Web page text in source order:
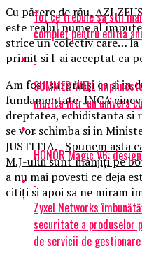
Cu părere de rău, AZI
este realul nume al
strice un colectiv care…
primit si l-ai acceptat ca
Am fost surprinși ca si in
fundamentate, INCA
dreptatea, echidistanta
se vor schimba si in
JUSTITIA. Spunem asta
M.J-ului sunt mânjiți pe
a nu mai povesti ce deja
citiți si apoi sa ne miram
Tot ce trebuie sa stii
complet pentru editia
SUMMER WELL
muzica intr-un univers
HONOR Magic V6:
Zyxel Networks
securitate a produselor
de servicii de gestionare